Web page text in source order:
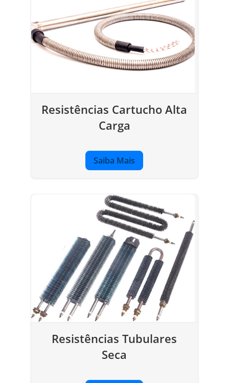
Resistências Cartucho Alta
Carga
Saiba Mais
Resistências Tubulares
Seca